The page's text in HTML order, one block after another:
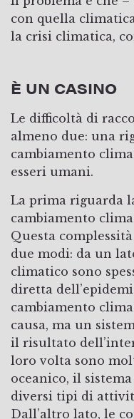
con quella
la crisi climatica,
È UN CASINO
Le difficoltà di
almeno due: una
cambiamento
esseri umani.
La prima riguarda
cambiamento
Questa
due modi: da un
climatico sono
diretta
cambiamento
causa, ma un
il risultato
loro volta sono
oceanico, il
diversi tipi di
Dall’altro lato, le